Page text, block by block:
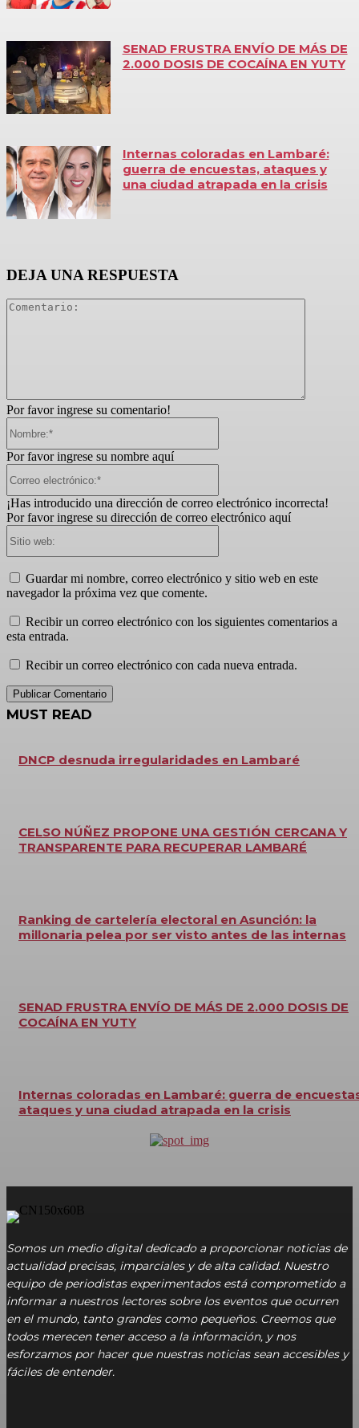
SENAD FRUSTRA ENVÍO DE MÁS DE
2.000 DOSIS DE COCAÍNA EN YUTY
Internas coloradas en Lambaré:
guerra de encuestas, ataques y
una ciudad atrapada en la crisis
DEJA UNA RESPUESTA
Por favor ingrese su comentario!
Por favor ingrese su nombre aquí
¡Has introducido una dirección de correo electrónico incorrecta!
Por favor ingrese su dirección de correo electrónico aquí
Guardar mi nombre, correo electrónico y sitio web en este
navegador la próxima vez que comente.
Recibir un correo electrónico con los siguientes comentarios a
esta entrada.
Recibir un correo electrónico con cada nueva entrada.
MUST READ
DNCP desnuda irregularidades en Lambaré
CELSO NÚÑEZ PROPONE UNA GESTIÓN CERCANA Y
TRANSPARENTE PARA RECUPERAR LAMBARÉ
Ranking de cartelería electoral en Asunción: la
millonaria pelea por ser visto antes de las internas
SENAD FRUSTRA ENVÍO DE MÁS DE 2.000 DOSIS DE
COCAÍNA EN YUTY
Internas coloradas en Lambaré: guerra de
ataques y una ciudad atrapada en la crisis
Somos un medio digital dedicado a proporcionar noticias de
actualidad precisas, imparciales y de alta calidad. Nuestro
equipo de periodistas experimentados está comprometido a
informar a nuestros lectores sobre los eventos que ocurren
en el mundo, tanto grandes como pequeños. Creemos que
todos merecen tener acceso a la información, y nos
esforzamos por hacer que nuestras noticias sean accesibles y
fáciles de entender.